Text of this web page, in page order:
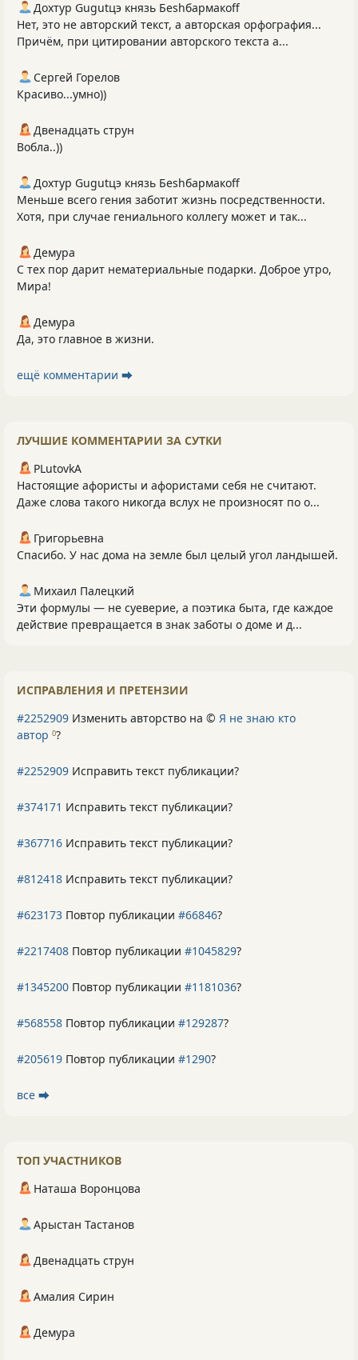
Дохтур Gugutцэ князь Беshбармакоff
Нет, это не авторский текст, а авторская орфография...
Причём, при цитировании авторского текста а...
Сергей Горелов
Красиво...умно))
Двенадцать струн
Вобла..))
Дохтур Gugutцэ князь Беshбармакоff
Меньше всего гения заботит жизнь посредственности.
Хотя, при случае гениального коллегу может и так...
Демура
С тех пор дарит нематериальные подарки. Доброе утро,
Мира!
Демура
Да, это главное в жизни.
ещё комментарии ⮕
ЛУЧШИЕ КОММЕНТАРИИ ЗА СУТКИ
PLutоvkА
Настоящие афористы и афористами себя не считают.
Даже слова такого никогда вслух не произносят по о...
Григорьевна
Спасибо. У нас дома на земле был целый угол ландышей.
Михаил Палецкий
Эти формулы — не суеверие, а поэтика быта, где каждое
действие превращается в знак заботы о доме и д...
ИСПРАВЛЕНИЯ И ПРЕТЕНЗИИ
#2252909 Изменить авторство на © Я не знаю кто
автор 0?
#2252909 Исправить текст публикации?
#374171 Исправить текст публикации?
#367716 Исправить текст публикации?
#812418 Исправить текст публикации?
#623173 Повтор публикации #66846?
#2217408 Повтор публикации #1045829?
#1345200 Повтор публикации #1181036?
#568558 Повтор публикации #129287?
#205619 Повтор публикации #1290?
все ⮕
ТОП УЧАСТНИКОВ
Наташа Воронцова
Арыстан Тастанов
Двенадцать струн
Амалия Сирин
Демура